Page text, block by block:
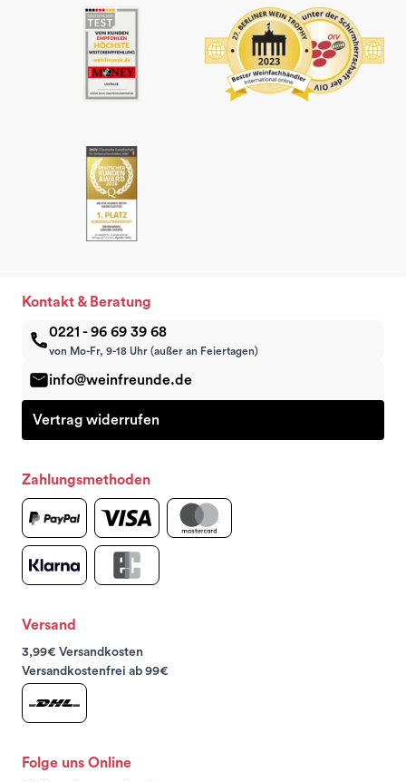
Kontakt & Beratung
0221 - 96 69 39 68
von Mo-Fr, 9-18 Uhr (außer an Feiertagen)
info@weinfreunde.de
Vertrag widerrufen
Zahlungsmethoden
Versand
3,99€ Versandkosten
Versandkostenfrei ab 99€
Folge uns Online